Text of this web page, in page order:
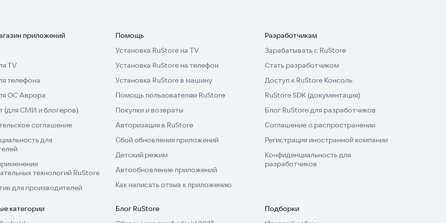
₽/день
приложений
TV
телефона
ОС Аврора
(для СМИ и блогеров)
соглашение
для
технологий RuStore
для производителей
Помощь
Установка RuStore на TV
Установка RuStore на телефон
Установка RuStore в машину
Помощь пользователям RuStore
Покупки и возвраты
Авторизация в RuStore
Сбой обновления приложений
Детский режим
Автообновление приложений
Как написать отзыв к приложению
Разработчикам
Зарабатывать с RuStore
Стать разработчиком
Доступ к RuStore Консоль
RuStore SDK (документация)
Блог RuStore для разработчиков
Соглашение о распространении
Регистрация иностранной компании
Конфиденциальность для
разработчиков
категории
Блог RuStore
Подборки